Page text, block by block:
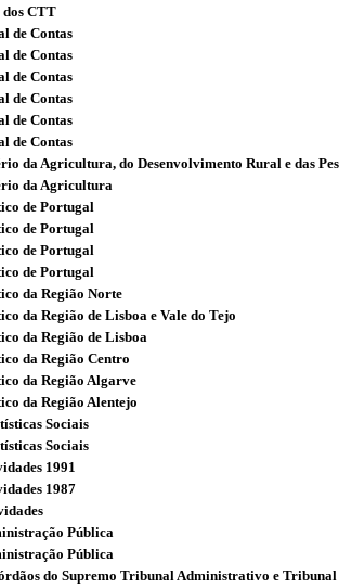
dos CTT
de Contas
de Contas
de Contas
de Contas
de Contas
de Contas
da Agricultura, do Desenvolvimento Rural e das
da Agricultura
de Portugal
de Portugal
de Portugal
de Portugal
da Região Norte
da Região de Lisboa e Vale do Tejo
da Região de Lisboa
da Região Centro
da Região Algarve
da Região Alentejo
Sociais
Sociais
1991
1987
Pública
Pública
do Supremo Tribunal Administrativo e